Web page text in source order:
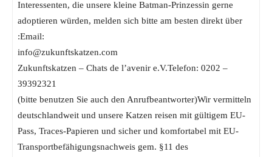
Interessenten, die unsere kleine Batman-Prinzessin gerne
adoptieren würden, melden sich bitte am besten direkt über
:Email:
info@zukunftskatzen.com
Zukunftskatzen – Chats de l’avenir e.V.Telefon: 0202 –
39392321
(bitte benutzen Sie auch den Anrufbeantworter)Wir vermitteln
deutschlandweit und unsere Katzen reisen mit gültigem EU-
Pass, Traces-Papieren und sicher und komfortabel mit EU-
Transportbefähigungsnachweis gem. §11 des